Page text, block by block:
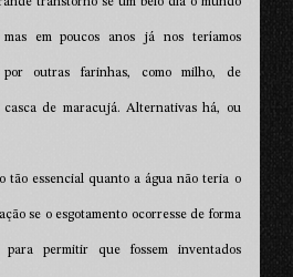
mas em poucos anos já nos teríamos
por outras farinhas, como milho, de
casca de maracujá. Alternativas há, ou
tão essencial quanto a água não teria o
se o esgotamento ocorresse de forma
para permitir que fossem inventados